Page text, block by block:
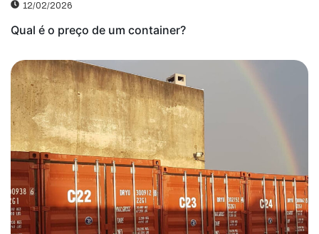
12/02/2026
Qual é o preço de um container?